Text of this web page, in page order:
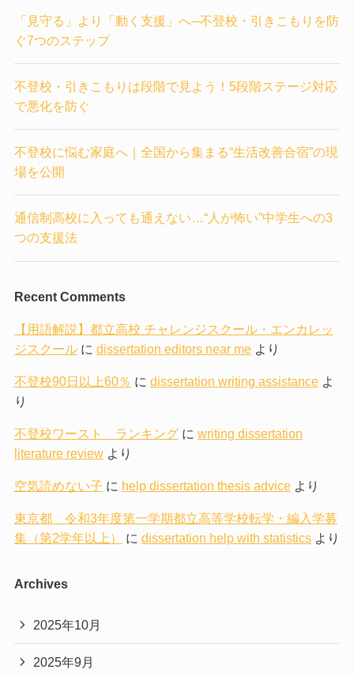
「見守る」より「動く支援」へ─不登校・引きこもりを防
ぐ7つのステップ
不登校・引きこもりは段階で見よう！5段階ステージ対応
で悪化を防ぐ
不登校に悩む家庭へ｜全国から集まる“生活改善合宿”の現
場を公開
通信制高校に入っても通えない…“人が怖い”中学生への3
つの支援法
Recent Comments
【用語解説】都立高校 チャレンジスクール・エンカレッ
ジスクールに dissertation editors near meより
不登校90日以上60％ に dissertation writing assistanceよ
り
不登校ワースト ランキングに writing dissertation
literature reviewより
空気読めない子 に help dissertation thesis adviceより
東京都 令和3年度第一学期都立高等学校転学・編入学募
集（第2学年以上）
に dissertation help with statisticsより
Archives
2025年10月
2025年9月